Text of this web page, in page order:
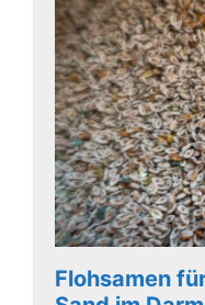
Flohsamen